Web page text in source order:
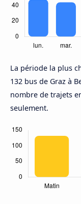
La période la plus
132 bus de Graz à
nombre de trajets
seulement.